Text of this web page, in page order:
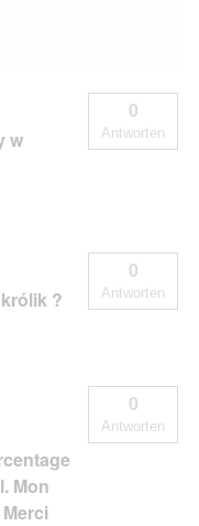
w
0
Antworten
?
0
Antworten
Mon
0
Antworten